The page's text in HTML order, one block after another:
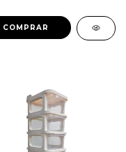
COMPRAR